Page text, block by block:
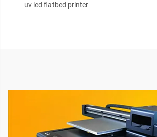
uv led flatbed printer